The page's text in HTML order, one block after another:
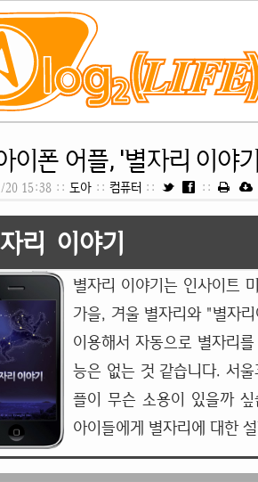
이폰 어플, '별자리 이야
20 15:38 :: 도아 :: 컴퓨터 :: ::
리 이야기
별자리 이야기는 인사이트
가을, 겨울 별자리와 "별자
이용해서 자동으로 별자리
능은 없는 것 같습니다. 서
플이 무슨 소용이 있을까
아이들에게 별자리에 대한